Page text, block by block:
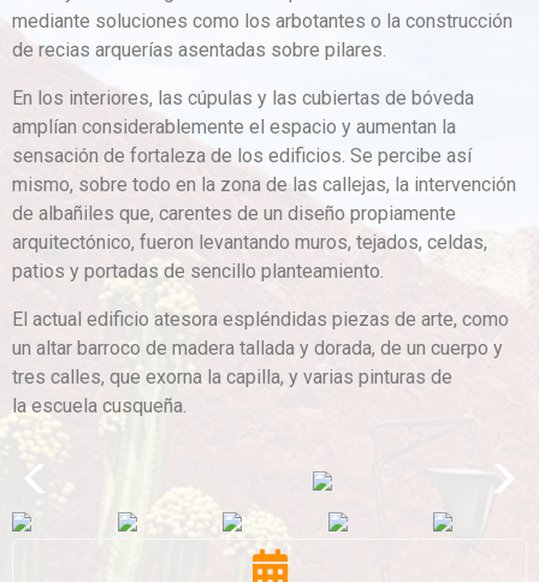
mediante soluciones como los arbotantes o la construcción
de recias arquerías asentadas sobre pilares.
En los interiores, las cúpulas y las cubiertas de bóveda
amplían considerablemente el espacio y aumentan la
sensación de fortaleza de los edificios. Se percibe así
mismo, sobre todo en la zona de las callejas, la intervención
de albañiles que, carentes de un diseño propiamente
arquitectónico, fueron levantando muros, tejados, celdas,
patios y portadas de sencillo planteamiento.
El actual edificio atesora espléndidas piezas de arte, como
un altar barroco de madera tallada y dorada, de un cuerpo y
tres calles, que exorna la capilla, y varias pinturas de
la escuela cusqueña.